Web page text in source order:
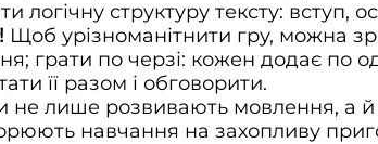
логічну структуру тексту: вступ,
! Щоб урізноманітнити гру, можна
грати по черзі: кожен додає по
її разом і обговорити.
не лише розвивають мовлення, а
навчання на захопливу